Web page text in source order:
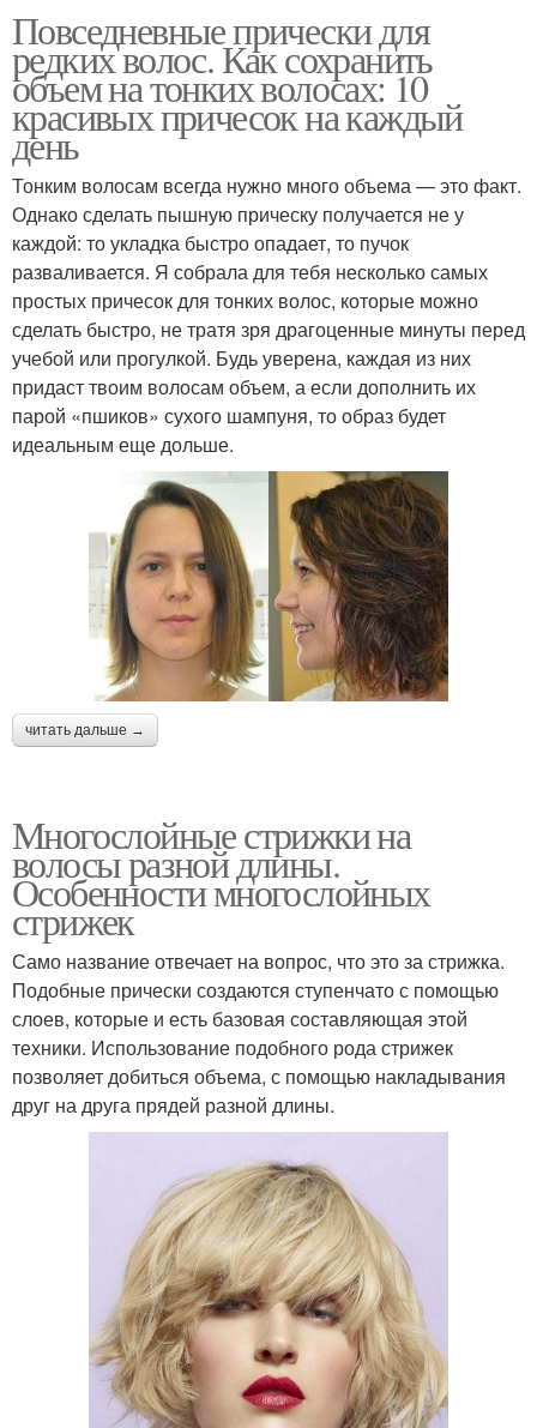
Повседневные прически для
редких волос. Как сохранить
объем на тонких волосах: 10
красивых причесок на каждый
день
Тонким волосам всегда нужно много объема — это факт.
Однако сделать пышную прическу получается не у
каждой: то укладка быстро опадает, то пучок
разваливается. Я собрала для тебя несколько самых
простых причесок для тонких волос, которые можно
сделать быстро, не тратя зря драгоценные минуты перед
учебой или прогулкой. Будь уверена, каждая из них
придаст твоим волосам объем, а если дополнить их
парой «пшиков» сухого шампуня, то образ будет
идеальным еще дольше.
читать дальше →
Многослойные стрижки на
волосы разной длины.
Особенности многослойных
стрижек
Само название отвечает на вопрос, что это за стрижка.
Подобные прически создаются ступенчато с помощью
слоев, которые и есть базовая составляющая этой
техники. Использование подобного рода стрижек
позволяет добиться объема, с помощью накладывания
друг на друга прядей разной длины.